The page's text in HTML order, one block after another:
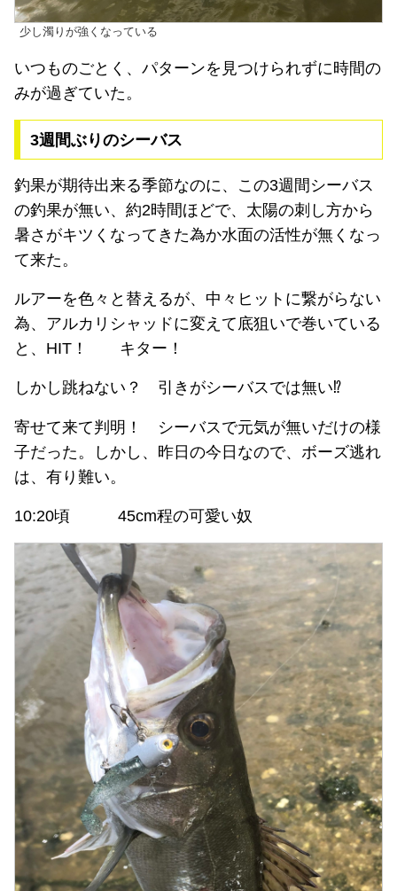
少し濁りが強くなっている
いつものごとく、パターンを見つけられずに時間の
みが過ぎていた。
3週間ぶりのシーバス
釣果が期待出来る季節なのに、この3週間シーバス
の釣果が無い、約2時間ほどで、太陽の刺し方から
暑さがキツくなってきた為か水面の活性が無くなっ
て来た。
ルアーを色々と替えるが、中々ヒットに繋がらない
為、アルカリシャッドに変えて底狙いで巻いている
と、HIT！ キター！
しかし跳ねない？ 引きがシーバスでは無い⁉︎
寄せて来て判明！ シーバスで元気が無いだけの様
子だった。しかし、昨日の今日なので、ボーズ逃れ
は、有り難い。
10:20頃 45cm程の可愛い奴